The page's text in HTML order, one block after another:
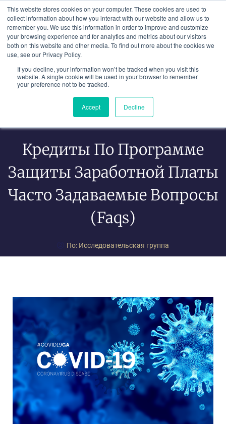
This website stores cookies on your computer. These cookies are used to
collect information about how you interact with our website and allow us to
remember you. We use this information in order to improve and customize
your browsing experience and for analytics and metrics about our visitors
both on this website and other media. To find out more about the cookies we
use, see our Privacy Policy.
If you decline, your information won’t be tracked when you visit this
website. A single cookie will be used in your browser to remember
your preference not to be tracked.
Accept Decline
содержимому
Кредиты По Программе
Защиты Заработной Платы
Часто Задаваемые Вопросы
(Faqs)
По: Исследовательская группа